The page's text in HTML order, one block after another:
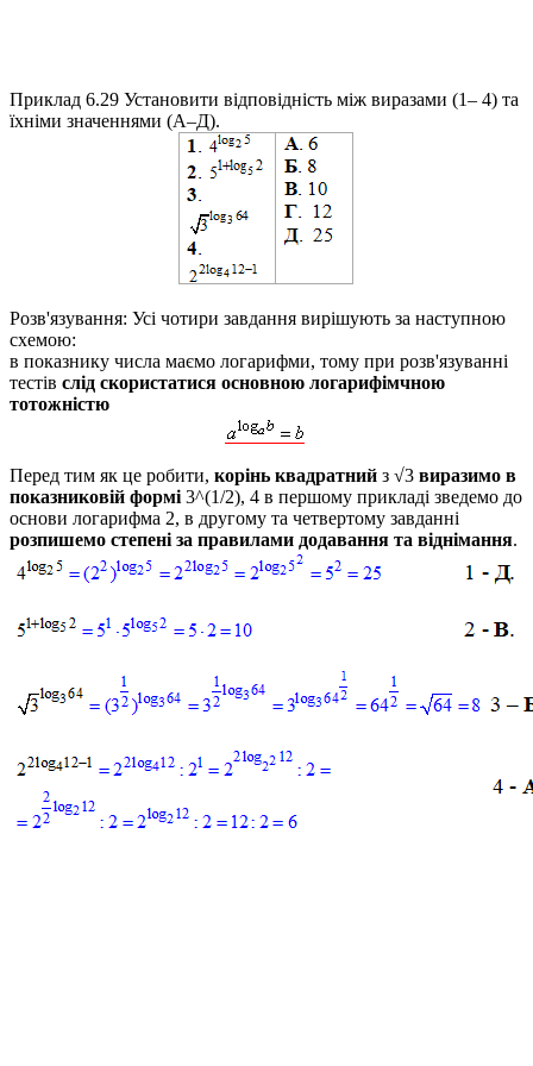
Приклад 6.29 Установити відповідність між виразами (1– 4) та
їхніми значеннями (А–Д).
Розв'язування: Усі чотири завдання вирішують за наступною
схемою:
в показнику числа маємо логарифми, тому при розв'язуванні
тестів слід скористатися основною логарифімчною
тотожністю
Перед тим як це робити, корінь квадратний з √3 виразимо в
показниковій формі 3^(1/2), 4 в першому прикладі зведемо до
основи логарифма 2, в другому та четвертому завданні
розпишемо степені за правилами додавання та віднімання.